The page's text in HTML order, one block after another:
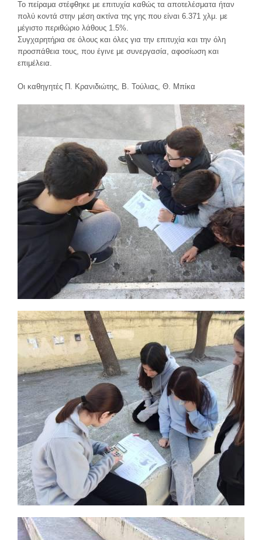
Το πείραμα στέφθηκε με επιτυχία καθώς τα αποτελέσματα ήταν
πολύ κοντά στην μέση ακτίνα της γης που είναι 6.371 χλμ. με
μέγιστο περιθώριο λάθους 1.5%.
Συγχαρητήρια σε όλους και όλες για την επιτυχία και την όλη
προσπάθεια τους, που έγινε με συνεργασία, αφοσίωση και
επιμέλεια.
Οι καθηγητές Π. Κρανιδιώτης, Β. Τούλιας, Θ. Μπίκα